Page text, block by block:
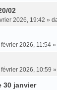
02
2026, 19:42 »
février 2026, 11:54 »
2026, 10:59
30 janvier